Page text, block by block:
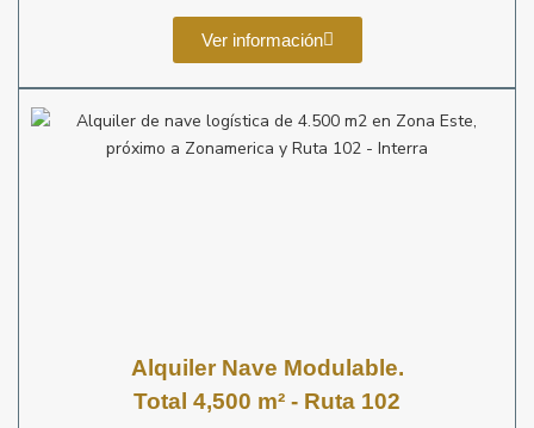
Ver información
Alquiler Nave Modulable.
Total 4,500 m² - Ruta 102